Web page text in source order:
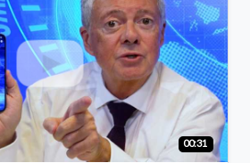
00:31